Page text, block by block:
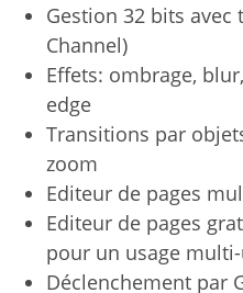
Gestion 32 bits avec
Channel)
Effets: ombrage,
edge
Transitions par
zoom
Editeur de pages
Editeur de pages
pour un usage
Déclenchement par